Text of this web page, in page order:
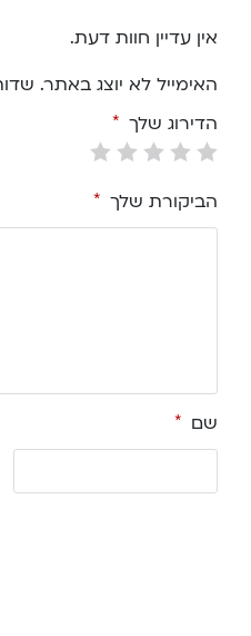
אין עדיין חוות דעת.
האימייל לא יוצג באתר.
הדירוג שלך *
הביקורת שלך *
שם *